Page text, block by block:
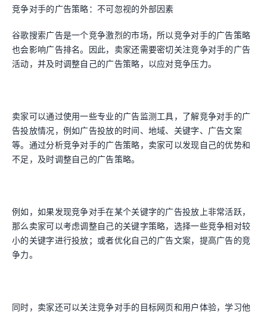
竞争对手的广告策略：不可忽视的外部因素
谷歌搜索广告是一个竞争激烈的市场，所以竞争对手的广告策略
也会影响广告排名。因此，卖家还需要密切关注竞争对手的广告
活动，并及时调整自己的广告策略，以应对竞争压力。
卖家可以通过使用一些专业的广告监测工具，了解竞争对手的广
告投放情况，例如广告投放的时间、地域、关键字、广告文案
等。通过分析竞争对手的广告策略，卖家可以发现自己的优势和
不足，及时调整自己的广告策略。
例如，如果发现竞争对手在某个关键字的广告投放上非常活跃，
那么卖家可以考虑调整自己的关键字策略，选择一些竞争相对较
小的关键字进行投放；或者优化自己的广告文案，提高广告的竞
争力。
同时，卖家还可以关注竞争对手的目标网页和用户体验，学习他